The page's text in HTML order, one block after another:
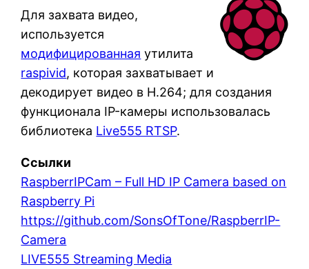
Для захвата видео,
используется
модифицированная утилита
raspivid, которая захватывает и
декодирует видео в H.264; для создания
функционала IP-камеры использовалась
библиотека Live555 RTSP.
Ссылки
RaspberrIPCam – Full HD IP Camera based on
Raspberry Pi
https://github.com/SonsOfTone/RaspberrIP-
Camera
LIVE555 Streaming Media